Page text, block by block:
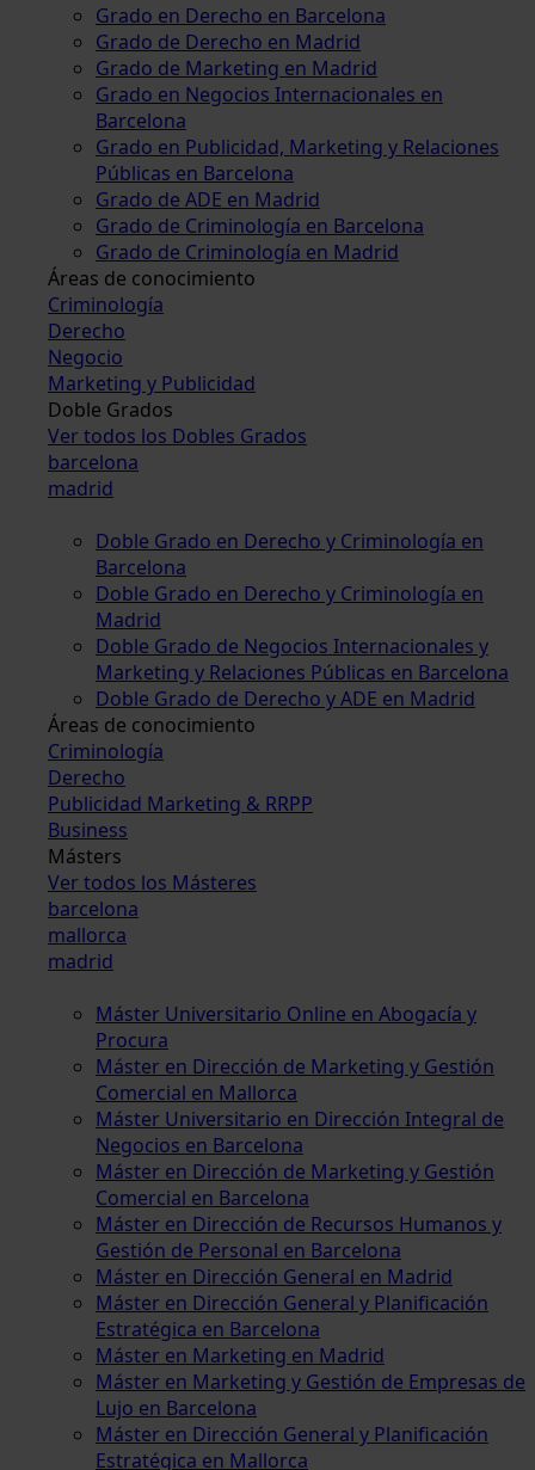
Grado en Derecho en Barcelona
Grado de Derecho en Madrid
Grado de Marketing en Madrid
Grado en Negocios Internacionales en
Barcelona
Grado en Publicidad, Marketing y Relaciones
Públicas en Barcelona
Grado de ADE en Madrid
Grado de Criminología en Barcelona
Grado de Criminología en Madrid
Áreas de conocimiento
Criminología
Derecho
Negocio
Marketing y Publicidad
Doble Grados
Ver todos los Dobles Grados
barcelona
madrid
Doble Grado en Derecho y Criminología en
Barcelona
Doble Grado en Derecho y Criminología en
Madrid
Doble Grado de Negocios Internacionales y
Marketing y Relaciones Públicas en Barcelona
Doble Grado de Derecho y ADE en Madrid
Áreas de conocimiento
Criminología
Derecho
Publicidad Marketing & RRPP
Business
Másters
Ver todos los Másteres
barcelona
mallorca
madrid
Máster Universitario Online en Abogacía y
Procura
Máster en Dirección de Marketing y Gestión
Comercial en Mallorca
Máster Universitario en Dirección Integral de
Negocios en Barcelona
Máster en Dirección de Marketing y Gestión
Comercial en Barcelona
Máster en Dirección de Recursos Humanos y
Gestión de Personal en Barcelona
Máster en Dirección General en Madrid
Máster en Dirección General y Planificación
Estratégica en Barcelona
Máster en Marketing en Madrid
Máster en Marketing y Gestión de Empresas de
Lujo en Barcelona
Máster en Dirección General y Planificación
Estratégica en Mallorca